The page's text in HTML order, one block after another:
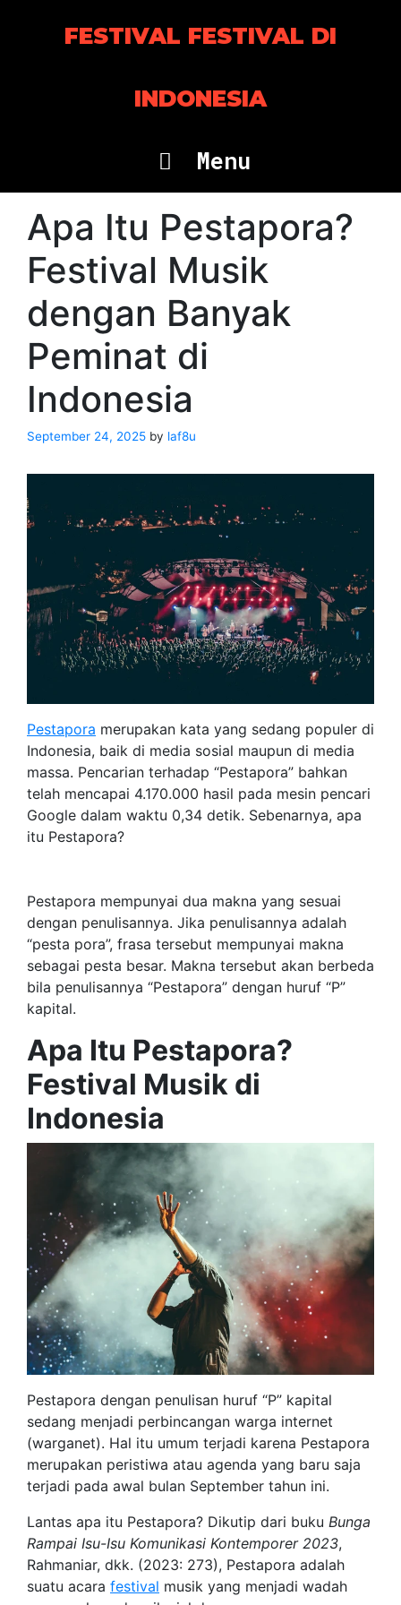
FESTIVAL FESTIVAL DI
INDONESIA
Menu
Apa Itu Pestapora?
Festival Musik
dengan Banyak
Peminat di
Indonesia
September 24, 2025 by laf8u
Pestapora merupakan kata yang sedang populer di
Indonesia, baik di media sosial maupun di media
massa. Pencarian terhadap “Pestapora” bahkan
telah mencapai 4.170.000 hasil pada mesin pencari
Google dalam waktu 0,34 detik. Sebenarnya, apa
itu Pestapora?
Pestapora mempunyai dua makna yang sesuai
dengan penulisannya. Jika penulisannya adalah
“pesta pora”, frasa tersebut mempunyai makna
sebagai pesta besar. Makna tersebut akan berbeda
bila penulisannya “Pestapora” dengan huruf “P”
kapital.
Apa Itu Pestapora?
Festival Musik di
Indonesia
Pestapora dengan penulisan huruf “P” kapital
sedang menjadi perbincangan warga internet
(warganet). Hal itu umum terjadi karena Pestapora
merupakan peristiwa atau agenda yang baru saja
terjadi pada awal bulan September tahun ini.
Lantas apa itu Pestapora? Dikutip dari buku Bunga
Rampai Isu-Isu Komunikasi Kontemporer 2023,
Rahmaniar, dkk. (2023: 273), Pestapora adalah
suatu acara festival musik yang menjadi wadah